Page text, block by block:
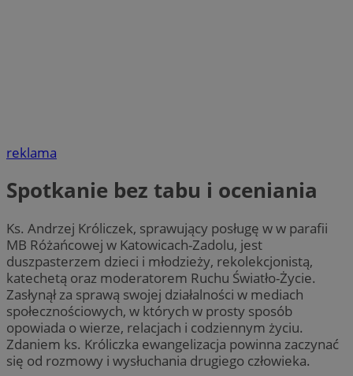
reklama
Spotkanie bez tabu i oceniania
Ks. Andrzej Króliczek, sprawujący posługę w w parafii
MB Różańcowej w Katowicach-Zadolu, jest
duszpasterzem dzieci i młodzieży, rekolekcjonistą,
katechetą oraz moderatorem Ruchu Światło-Życie.
Zasłynął za sprawą swojej działalności w mediach
społecznościowych, w których w prosty sposób
opowiada o wierze, relacjach i codziennym życiu.
Zdaniem ks. Króliczka ewangelizacja powinna zaczynać
się od rozmowy i wysłuchania drugiego człowieka.